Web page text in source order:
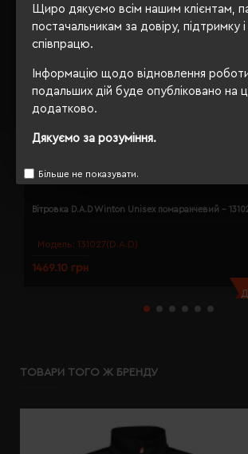
Щиро дякуємо всім нашим клієнтам,
постачальникам за довіру, підтримку
співпрацю.
Інформацію щодо відновлення роботи
подальших дій буде опубліковано на
додатково.
Дякуємо за розуміння.
Більше не показувати.
Модель: 131027(D.A.D)
Вітровка D.A.D Winton Unisex помаранчевий -
1469.10 грн
ТОВАРИ ТОГО Ж БРЕНДУ